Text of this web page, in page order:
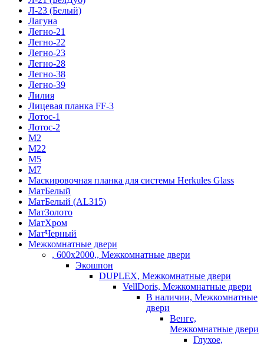
Л-23 (Белый)
Лагуна
Легно-21
Легно-22
Легно-23
Легно-28
Легно-38
Легно-39
Лилия
Лицевая планка FF-3
Лотос-1
Лотос-2
М2
М22
М5
М7
Маскировочная планка для системы Herkules Glass
МатБелый
МатБелый (AL315)
МатЗолото
МатХром
МатЧерный
Межкомнатные двери
, 600х2000,, Межкомнатные двери
Экошпон
DUPLEX, Межкомнатные двери
VellDoris, Межкомнатные двери
В наличии, Межкомнатные
двери
Венге,
Межкомнатные двери
Глухое,